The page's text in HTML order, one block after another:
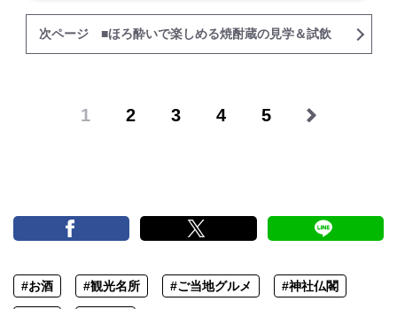
次ページ ■ほろ酔いで楽しめる焼酎蔵の見学＆試飲
1 2 3 4 5
#お酒 #観光名所 #ご当地グルメ #神社仏閣